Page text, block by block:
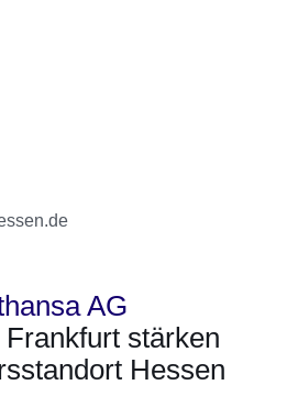
AG
stärken
Hessen